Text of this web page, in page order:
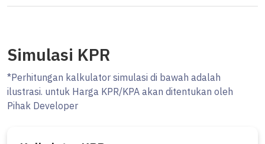
Simulasi KPR
*Perhitungan kalkulator simulasi di bawah adalah
ilustrasi. untuk Harga KPR/KPA akan ditentukan oleh
Pihak Developer